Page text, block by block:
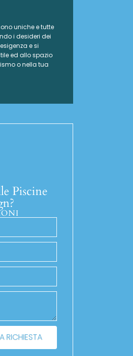
uniche e tutte
i desideri dei
e si
ed allo spazio
o nella tua
Piscine
RICHIESTA